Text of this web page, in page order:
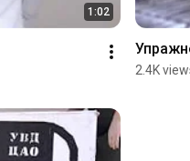
1:02
2.4K